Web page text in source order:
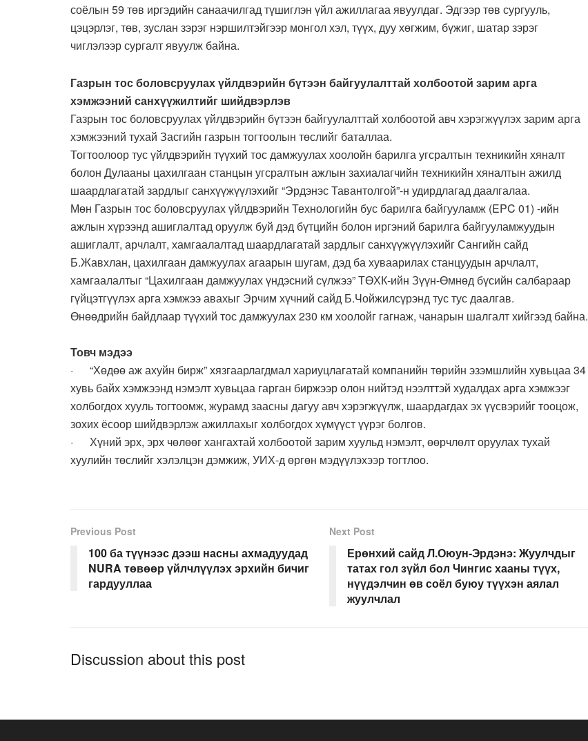
соёлын 59 төв иргэдийн санаачилгад түшиглэн үйл ажиллагаа явуулдаг. Эдгээр төв сургууль,
цэцэрлэг, төв, зуслан зэрэг нэршилтэйгээр монгол хэл, түүх, дуу хөгжим, бүжиг, шатар зэрэг
чиглэлээр сургалт явуулж байна.
Газрын тос боловсруулах үйлдвэрийн бүтээн байгуулалттай холбоотой зарим арга
хэмжээний санхүүжилтийг шийдвэрлэв
Газрын тос боловсруулах үйлдвэрийн бүтээн байгуулалттай холбоотой авч хэрэгжүүлэх зарим арга
хэмжээний тухай Засгийн газрын тогтоолын төслийг баталлаа.
Тогтоолоор тус үйлдвэрийн түүхий тос дамжуулах хоолойн барилга угсралтын техникийн хяналт
болон Дулааны цахилгаан станцын угсралтын ажлын захиалагчийн техникийн хяналтын ажилд
шаардлагатай зардлыг санхүүжүүлэхийг “Эрдэнэс Тавантолгой”-н удирдлагад даалгалаа.
Мөн Газрын тос боловсруулах үйлдвэрийн Технологийн бус барилга байгууламж (EPC 01) -ийн
ажлын хүрээнд ашиглалтад оруулж буй дэд бүтцийн болон иргэний барилга байгууламжуудын
ашиглалт, арчлалт, хамгаалалтад шаардлагатай зардлыг санхүүжүүлэхийг Сангийн сайд
Б.Жавхлан, цахилгаан дамжуулах агаарын шугам, дэд ба хуваарилах станцуудын арчлалт,
хамгаалалтыг “Цахилгаан дамжуулах үндэсний сүлжээ” ТӨХК-ийн Зүүн-Өмнөд бүсийн салбараар
гүйцэтгүүлэх арга хэмжээ авахыг Эрчим хүчний сайд Б.Чойжилсүрэнд тус тус даалгав.
Өнөөдрийн байдлаар түүхий тос дамжуулах 230 км хоолойг гагнаж, чанарын шалгалт хийгээд байна.
Товч мэдээ
· “Хөдөө аж ахуйн бирж” хязгаарлагдмал хариуцлагатай компанийн төрийн эзэмшлийн хувьцаа 34
хувь байх хэмжээнд нэмэлт хувьцаа гарган биржээр олон нийтэд нээлттэй худалдах арга хэмжээг
холбогдох хууль тогтоомж, журамд заасны дагуу авч хэрэгжүүлж, шаардагдах эх үүсвэрийг тооцож,
зохих ёсоор шийдвэрлэж ажиллахыг холбогдох хүмүүст үүрэг болгов.
· Хүний эрх, эрх чөлөөг хангахтай холбоотой зарим хуульд нэмэлт, өөрчлөлт оруулах тухай
хуулийн төслийг хэлэлцэн дэмжиж, УИХ-д өргөн мэдүүлэхээр тогтлоо.
Previous Post
100 ба түүнээс дээш насны ахмадуудад
NURA төвөөр үйлчлүүлэх эрхийн бичиг
гардууллаа
Next Post
Ерөнхий сайд Л.Оюун-Эрдэнэ: Жуулчдыг
татах гол зүйл бол Чингис хааны түүх,
нүүдэлчин өв соёл буюу түүхэн аялал
жуулчлал
Discussion about this post